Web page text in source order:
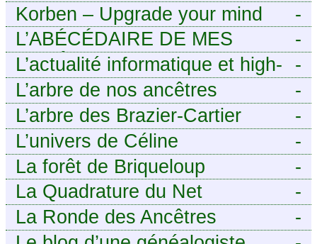
-
Korben – Upgrade your mind
-
L’ABÉCÉDAIRE DE MES
ANCÊTRES – Tout ce que
j’aurais aimé savoir sur ma
famille mais n’ai jamais osé
demander
-
L’actualité informatique et high-
tech pour décideurs IT.
-
L’arbre de nos ancêtres
-
L’arbre des Brazier-Cartier
-
L’univers de Céline
-
La forêt de Briqueloup
-
La Quadrature du Net
-
La Ronde des Ancêtres